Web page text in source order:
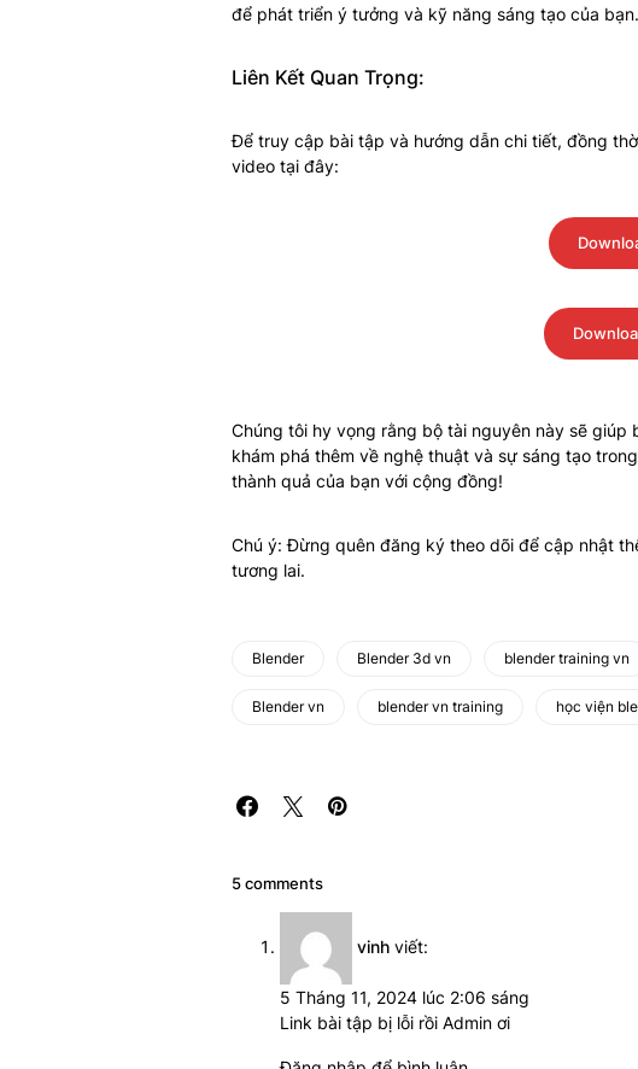
để phát triển ý tưởng và kỹ năng sáng tạo của bạn.
Liên Kết Quan Trọng:
Để truy cập bài tập và hướng dẫn chi tiết, đồng
video tại đây:
Chúng tôi hy vọng rằng bộ tài nguyên này sẽ
khám phá thêm về nghệ thuật và sự sáng tạo
thành quả của bạn với cộng đồng!
Chú ý: Đừng quên đăng ký theo dõi để cập nhật
tương lai.
Blender Blender 3d vn blender training vn
Blender vn blender vn training học viện
5 comments
vinh viết:
5 Tháng 11, 2024 lúc 2:06 sáng
Link bài tập bị lỗi rồi Admin ơi